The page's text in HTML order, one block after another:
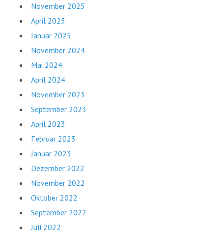
November 2025
April 2025
Januar 2025
November 2024
Mai 2024
April 2024
November 2023
September 2023
April 2023
Februar 2023
Januar 2023
Dezember 2022
November 2022
Oktober 2022
September 2022
Juli 2022